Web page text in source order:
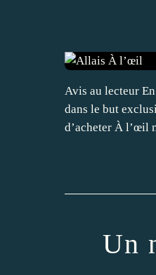
Avis au lecteur
dans le but
d’acheter À l’œil
Un